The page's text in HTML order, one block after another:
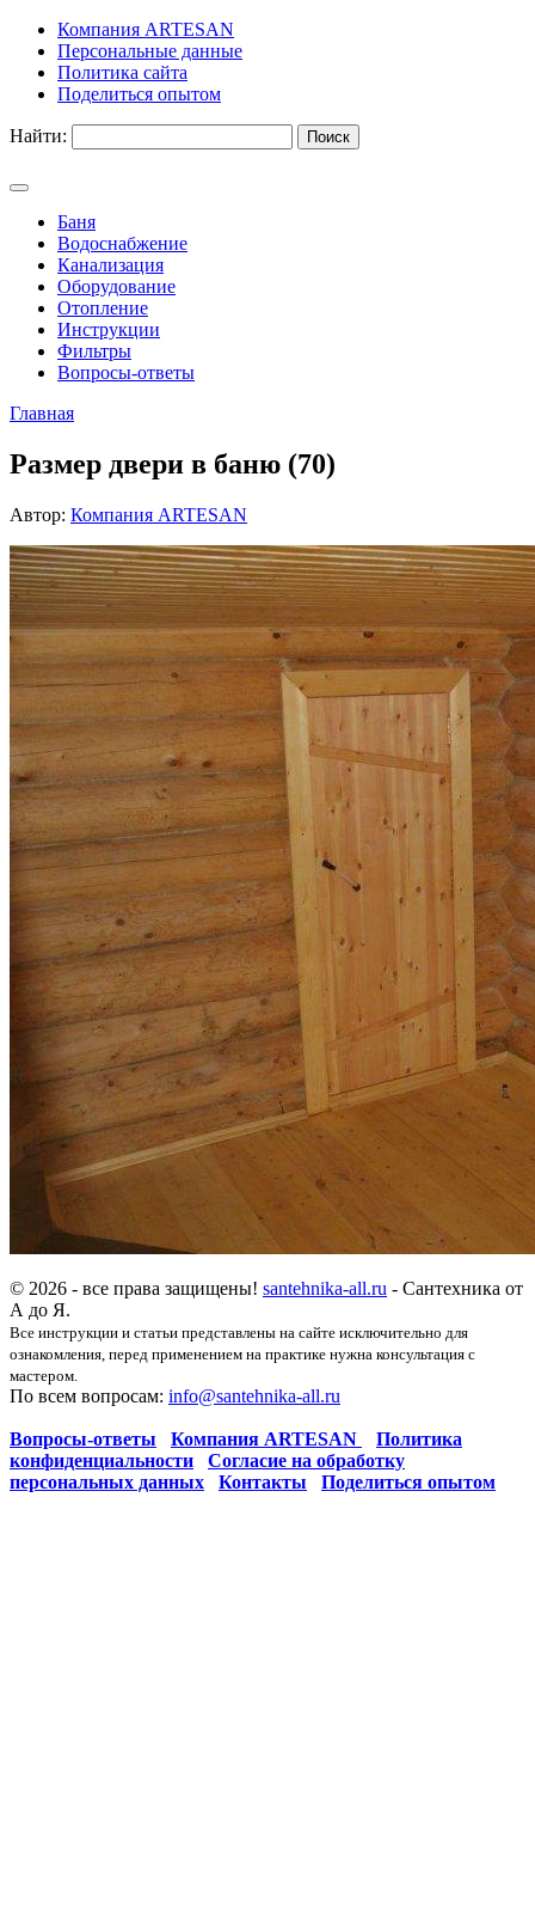
Компания ARTESAN
Персональные данные
Политика сайта
Поделиться опытом
Найти:
Баня
Водоснабжение
Канализация
Оборудование
Отопление
Инструкции
Фильтры
Вопросы-ответы
Главная
Размер двери в баню (70)
Автор: Компания ARTESAN
© 2026 - все права защищены! santehnika-all.ru - Сантехника от
А до Я.
Все инструкции и статьи представлены на сайте исключительно для
ознакомления, перед применением на практике нужна консультация с
мастером.
По всем вопросам: info@santehnika-all.ru
Вопросы-ответы Компания ARTESAN
Политика
конфиденциальности
Согласие на обработку
персональных данных
Контакты Поделиться опытом